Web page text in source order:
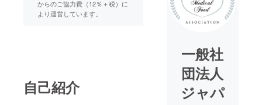
からのご協力費（12％＋税）に
より運営しています。
自己紹介
一般社
団法人
ジャパ